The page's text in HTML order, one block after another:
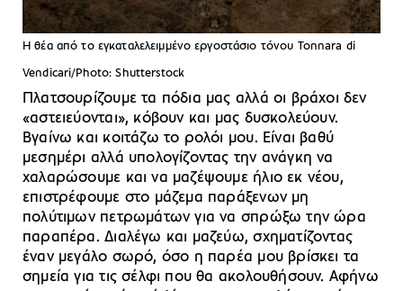
Η θέα από το εγκαταλελειμμένο εργοστάσιο τόνου Tonnara di
Vendicari/Photo: Shutterstock
Πλατσουρίζουμε τα πόδια μας αλλά οι βράχοι δεν
«αστειεύονται», κόβουν και μας δυσκολεύουν.
Βγαίνω και κοιτάζω το ρολόι μου. Είναι βαθύ
μεσημέρι αλλά υπολογίζοντας την ανάγκη να
χαλαρώσουμε και να μαζέψουμε ήλιο εκ νέου,
επιστρέφουμε στο μάζεμα παράξενων μη
πολύτιμων πετρωμάτων για να σπρώξω την ώρα
παραπέρα. Διαλέγω και μαζεύω, σχηματίζοντας
έναν μεγάλο σωρό, όσο η παρέα μου βρίσκει τα
σημεία για τις σέλφι που θα ακολουθήσουν. Αφήνω